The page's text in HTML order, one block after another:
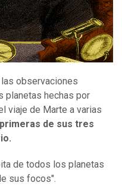
observaciones
planetas hechas por
viaje de Marte a varias
de sus tres
de todos los planetas
sus focos".